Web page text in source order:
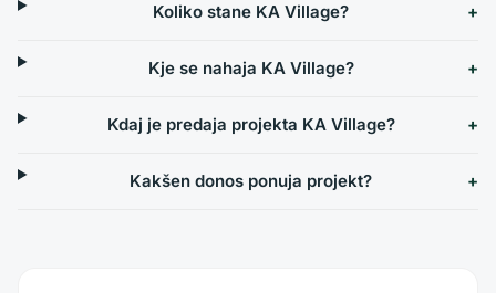
Koliko stane KA Village?
Kje se nahaja KA Village?
Kdaj je predaja projekta KA Village?
Kakšen donos ponuja projekt?